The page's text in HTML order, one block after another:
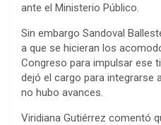
ante el Ministerio Público.
Sin embargo Sandoval
a que se hicieran los
Congreso para impulsar ese
dejó el cargo para integrarse
no hubo avances.
Viridiana Gutiérrez comentó